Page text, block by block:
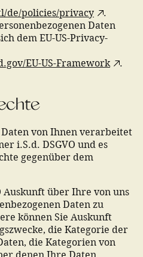
de/policies/privacy
.
Daten
dem EU-US-Privacy-
EU-US-Framework
.
von Ihnen verarbeitet
i.S.d. DSGVO und es
gegenüber dem
Auskunft über Ihre von uns
Daten zu
können Sie Auskunft
die Kategorie der
die Kategorien von